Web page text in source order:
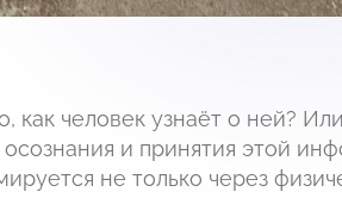
как человек узнаёт о ней?
и принятия этой
не только через